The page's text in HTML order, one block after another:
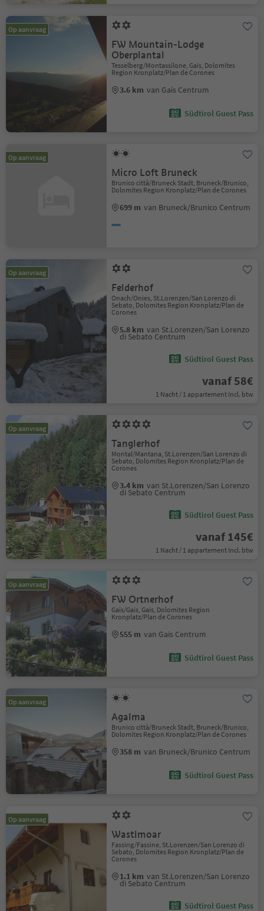
Op aanvraag
FW Mountain-Lodge
Oberplantal
Tesselberg/Montassilone, Gais, Dolomites
Region Kronplatz/Plan de Corones
3.6 km van Gais Centrum
Südtirol Guest Pass
Op aanvraag
Micro Loft Bruneck
Brunico città/Bruneck Stadt, Bruneck/Brunico,
Dolomites Region Kronplatz/Plan de Corones
699 m van Bruneck/Brunico Centrum
Op aanvraag
Felderhof
Onach/Onies, St.Lorenzen/San Lorenzo di
Sebato, Dolomites Region Kronplatz/Plan de
Corones
5.8 km van St.Lorenzen/San Lorenzo
di Sebato Centrum
Südtirol Guest Pass
vanaf 58€
1 Nacht / 1 appartement Incl. btw
Op aanvraag
Tanglerhof
Montal/Mantana, St.Lorenzen/San Lorenzo di
Sebato, Dolomites Region Kronplatz/Plan de
Corones
3.4 km van St.Lorenzen/San Lorenzo
di Sebato Centrum
Südtirol Guest Pass
vanaf 145€
1 Nacht / 1 appartement Incl. btw
Op aanvraag
FW Ortnerhof
Gais/Gais, Gais, Dolomites Region
Kronplatz/Plan de Corones
555 m van Gais Centrum
Südtirol Guest Pass
Op aanvraag
Agalma
Brunico città/Bruneck Stadt, Bruneck/Brunico,
Dolomites Region Kronplatz/Plan de Corones
358 m van Bruneck/Brunico Centrum
Südtirol Guest Pass
Op aanvraag
Wastlmoar
Fassing/Fassine, St.Lorenzen/San Lorenzo di
Sebato, Dolomites Region Kronplatz/Plan de
Corones
1.1 km van St.Lorenzen/San Lorenzo
di Sebato Centrum
Südtirol Guest Pass